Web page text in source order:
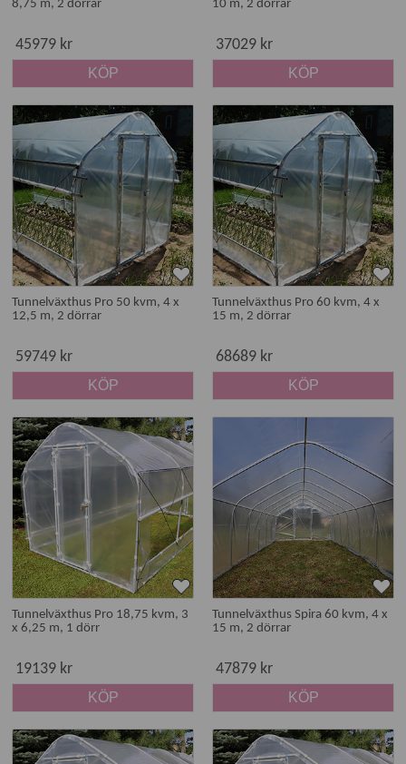
8,75 m, 2 dörrar
45979 kr
KÖP
10 m, 2 dörrar
37029 kr
KÖP
Tunnelväxthus Pro 50 kvm, 4 x
12,5 m, 2 dörrar
59749 kr
KÖP
Tunnelväxthus Pro 60 kvm, 4 x
15 m, 2 dörrar
68689 kr
KÖP
Tunnelväxthus Pro 18,75 kvm, 3
x 6,25 m, 1 dörr
19139 kr
KÖP
Tunnelväxthus Spira 60 kvm, 4 x
15 m, 2 dörrar
47879 kr
KÖP